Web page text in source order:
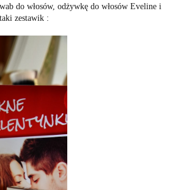
do włosów, odżywkę do włosów Eveline i
zestawik :